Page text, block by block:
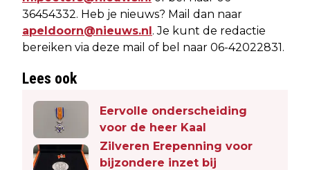
36454332. Heb je nieuws? Mail dan naar
apeldoorn@nieuws.nl . Je kunt de redactie
bereiken via deze mail of bel naar 06-42022831.
Lees ook
Eervolle onderscheiding
voor de heer Kaal
Zilveren Erepenning voor
bijzondere inzet bij